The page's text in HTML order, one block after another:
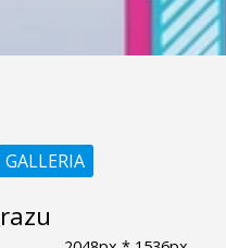
GALLERIA